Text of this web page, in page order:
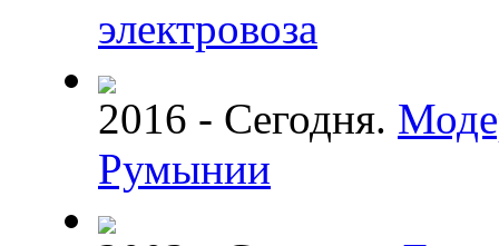
электровоза
2016 - Сегодня.
Румынии